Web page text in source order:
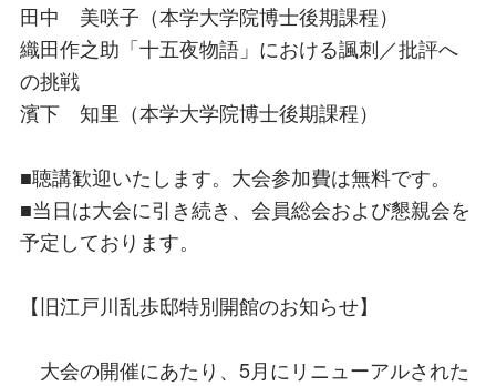
田中 美咲子（本学大学院博士後期課程）
織田作之助「十五夜物語」における諷刺／批評へ
の挑戦
濱下 知里（本学大学院博士後期課程）
■聴講歓迎いたします。大会参加費は無料です。
■当日は大会に引き続き、会員総会および懇親会を
予定しております。
【旧江戸川乱歩邸特別開館のお知らせ】
大会の開催にあたり、5月にリニューアルされた